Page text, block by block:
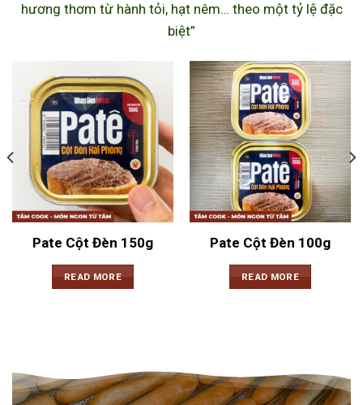
hương thơm từ hành tỏi, hạt nêm… theo một tỷ lệ đặc
biệt”
Pate Cột Đèn 150g
READ MORE
Pate Cột Đèn 100g
READ MORE